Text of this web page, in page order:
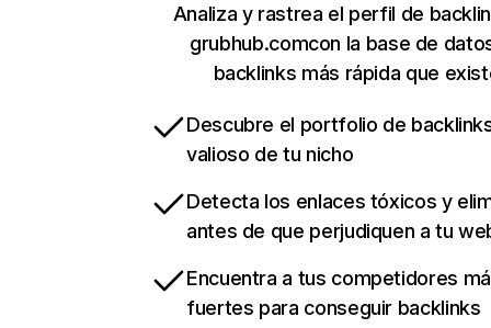
Analiza y rastrea el perfil de
grubhub.comcon la base de
backlinks más rápida que
Descubre el portfolio de
valioso de tu nicho
Detecta los enlaces tóxicos y
antes de que perjudiquen a tu
Encuentra a tus competidores
fuertes para conseguir backlinks